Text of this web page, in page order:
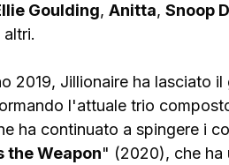
Goulding, Anitta, Snoop
2019, Jillionaire ha lasciato
l'attuale trio
ha continuato a spingere i
the Weapon" (2020), che ha